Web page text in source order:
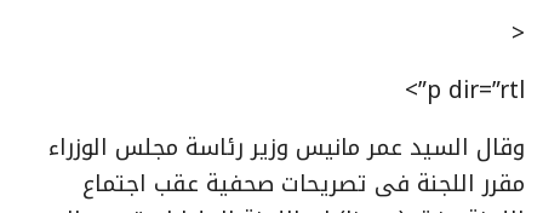
<
p dir=”rtl”>
وقال السيد عمر مانيس وزير رئاسة مجلس الوزراء
مقرر اللجنة فى تصريحات صحفية عقب اجتماع